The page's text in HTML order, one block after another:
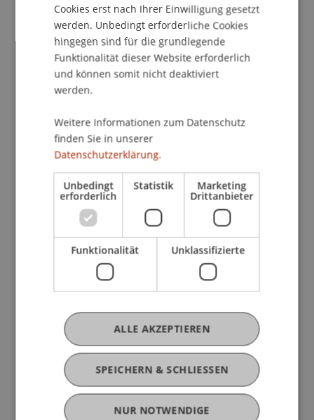
T. +4232651119
benjamin.vangiffen@uni.li
Lehre
Ausbildung
Werdegang
Mitgliedschaften
Cookies erst nach Ihrer Einwilligung gesetzt
werden. Unbedingt erforderliche Cookies
hingegen sind für die grundlegende
Funktionalität dieser Website erforderlich
und können somit nicht deaktiviert
werden.
Weitere Informationen zum Datenschutz
finden Sie in unserer
Datenschutzerklärung.
Unbedingt
erforderlich
Statistik Marketing
Drittanbieter
Funktionalität Unklassifizierte
SPEICHERN & SCHLIESSEN
ALLE AKZEPTIEREN
NUR NOTWENDIGE